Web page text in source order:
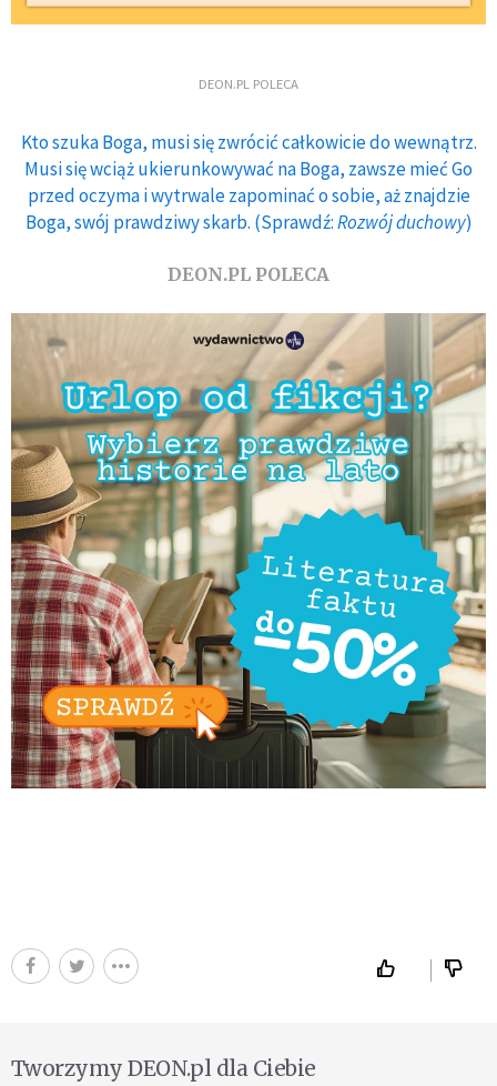
DEON.PL POLECA
Kto szuka Boga, musi się zwrócić całkowicie do wewnątrz.
Musi się wciąż ukierunkowywać na Boga, zawsze mieć Go
przed oczyma i wytrwale zapominać o sobie, aż znajdzie
Boga, swój prawdziwy skarb. (Sprawdź:Rozwój duchowy)
DEON.PL POLECA
Tworzymy DEON.pl dla Ciebie